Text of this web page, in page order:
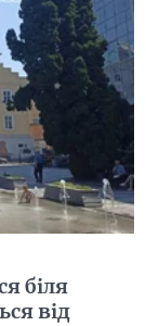
біля
від